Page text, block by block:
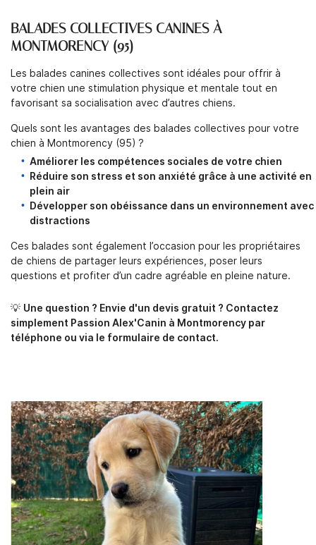
BALADES COLLECTIVES CANINES À
MONTMORENCY (95)
Les balades canines collectives sont idéales pour offrir à
votre chien une stimulation physique et mentale tout en
favorisant sa socialisation avec d’autres chiens.
Quels sont les avantages des balades collectives pour votre
chien à Montmorency (95) ?
Améliorer les compétences sociales de votre chien
Réduire son stress et son anxiété grâce à une activité en
plein air
Développer son obéissance dans un environnement avec
distractions
Ces balades sont également l’occasion pour les propriétaires
de chiens de partager leurs expériences, poser leurs
questions et profiter d’un cadre agréable en pleine nature.
💡 Une question ? Envie d'un devis gratuit ? Contactez
simplement Passion Alex'Canin à Montmorency par
téléphone ou via le formulaire de contact.